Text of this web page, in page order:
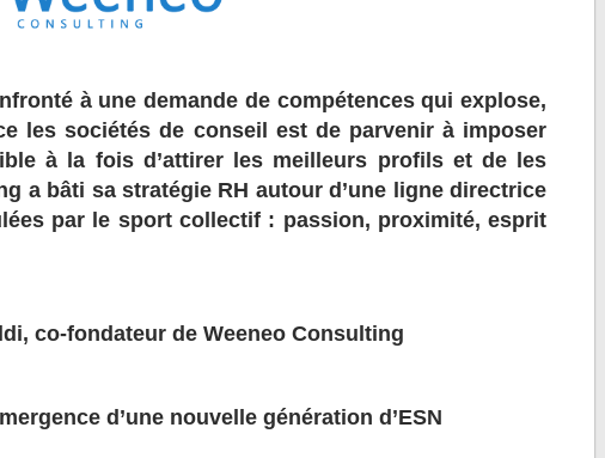
à une demande de compétences qui explose,
les sociétés de conseil est de parvenir à imposer
à la fois d’attirer les meilleurs profils et de les
a bâti sa stratégie RH autour d’une ligne directrice
par le sport collectif : passion, proximité, esprit
co-fondateur de Weeneo Consulting
d’une nouvelle génération d’ESN